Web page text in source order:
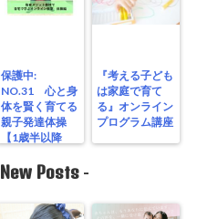
保護中:
NO.31 心と身
体を賢く育てる
親子発達体操
【1歳半以降
強化の全身体
『考える子ども
は家庭で育て
る』オンライン
プログラム講座
New Posts -